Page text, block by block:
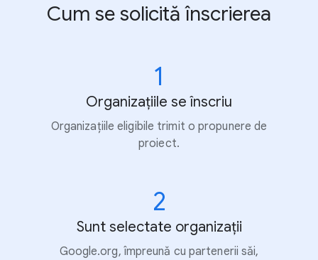
Cum se solicită înscrierea
1
Organizațiile se înscriu
Organizațiile eligibile trimit o propunere de
proiect.
2
Sunt selectate organizații
Google.org, împreună cu partenerii săi,